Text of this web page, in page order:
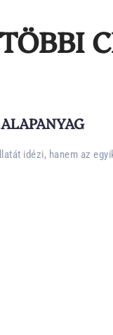
idézi, hanem az